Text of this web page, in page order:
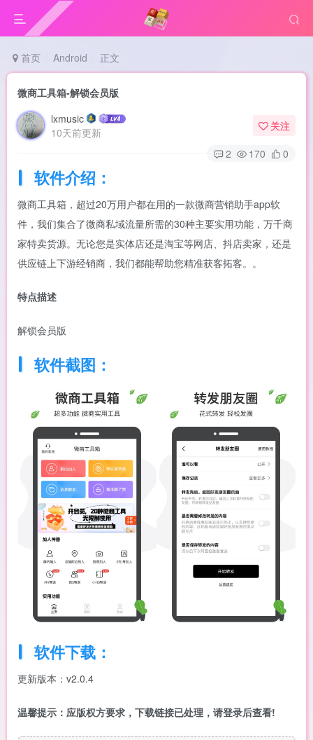
首页 Android 正文
微商工具箱-解锁会员版
lxmusic
10天前更新
关注
2
170 0
软件介绍：
微商工具箱，超过20万用户都在用的一款微商营销助手app软
件，我们集合了微商私域流量所需的30种主要实用功能，万千商
家特卖货源。无论您是实体店还是淘宝等网店、抖店卖家，还是
供应链上下游经销商，我们都能帮助您精准获客拓客。。
特点描述
解锁会员版
软件截图：
软件下载：
更新版本：v2.0.4
温馨提示：应版权方要求，下载链接已处理，请登录后查看!